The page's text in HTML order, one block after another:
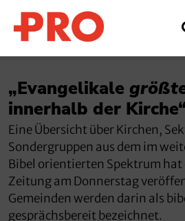
„Evangelikale
innerhalb der
Eine Übersicht über Kirchen,
Sondergruppen aus dem im
Bibel orientierten Spektrum hat
Zeitung am Donnerstag
Gemeinden werden darin als
gesprächsbereit bezeichnet.